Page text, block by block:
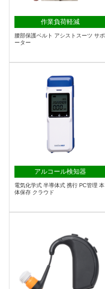
作業負荷軽減
腰部保護ベルト アシストスーツ サポ
ーター
アルコール検知器
電気化学式 半導体式 携行 PC管理 本
体保存 クラウド